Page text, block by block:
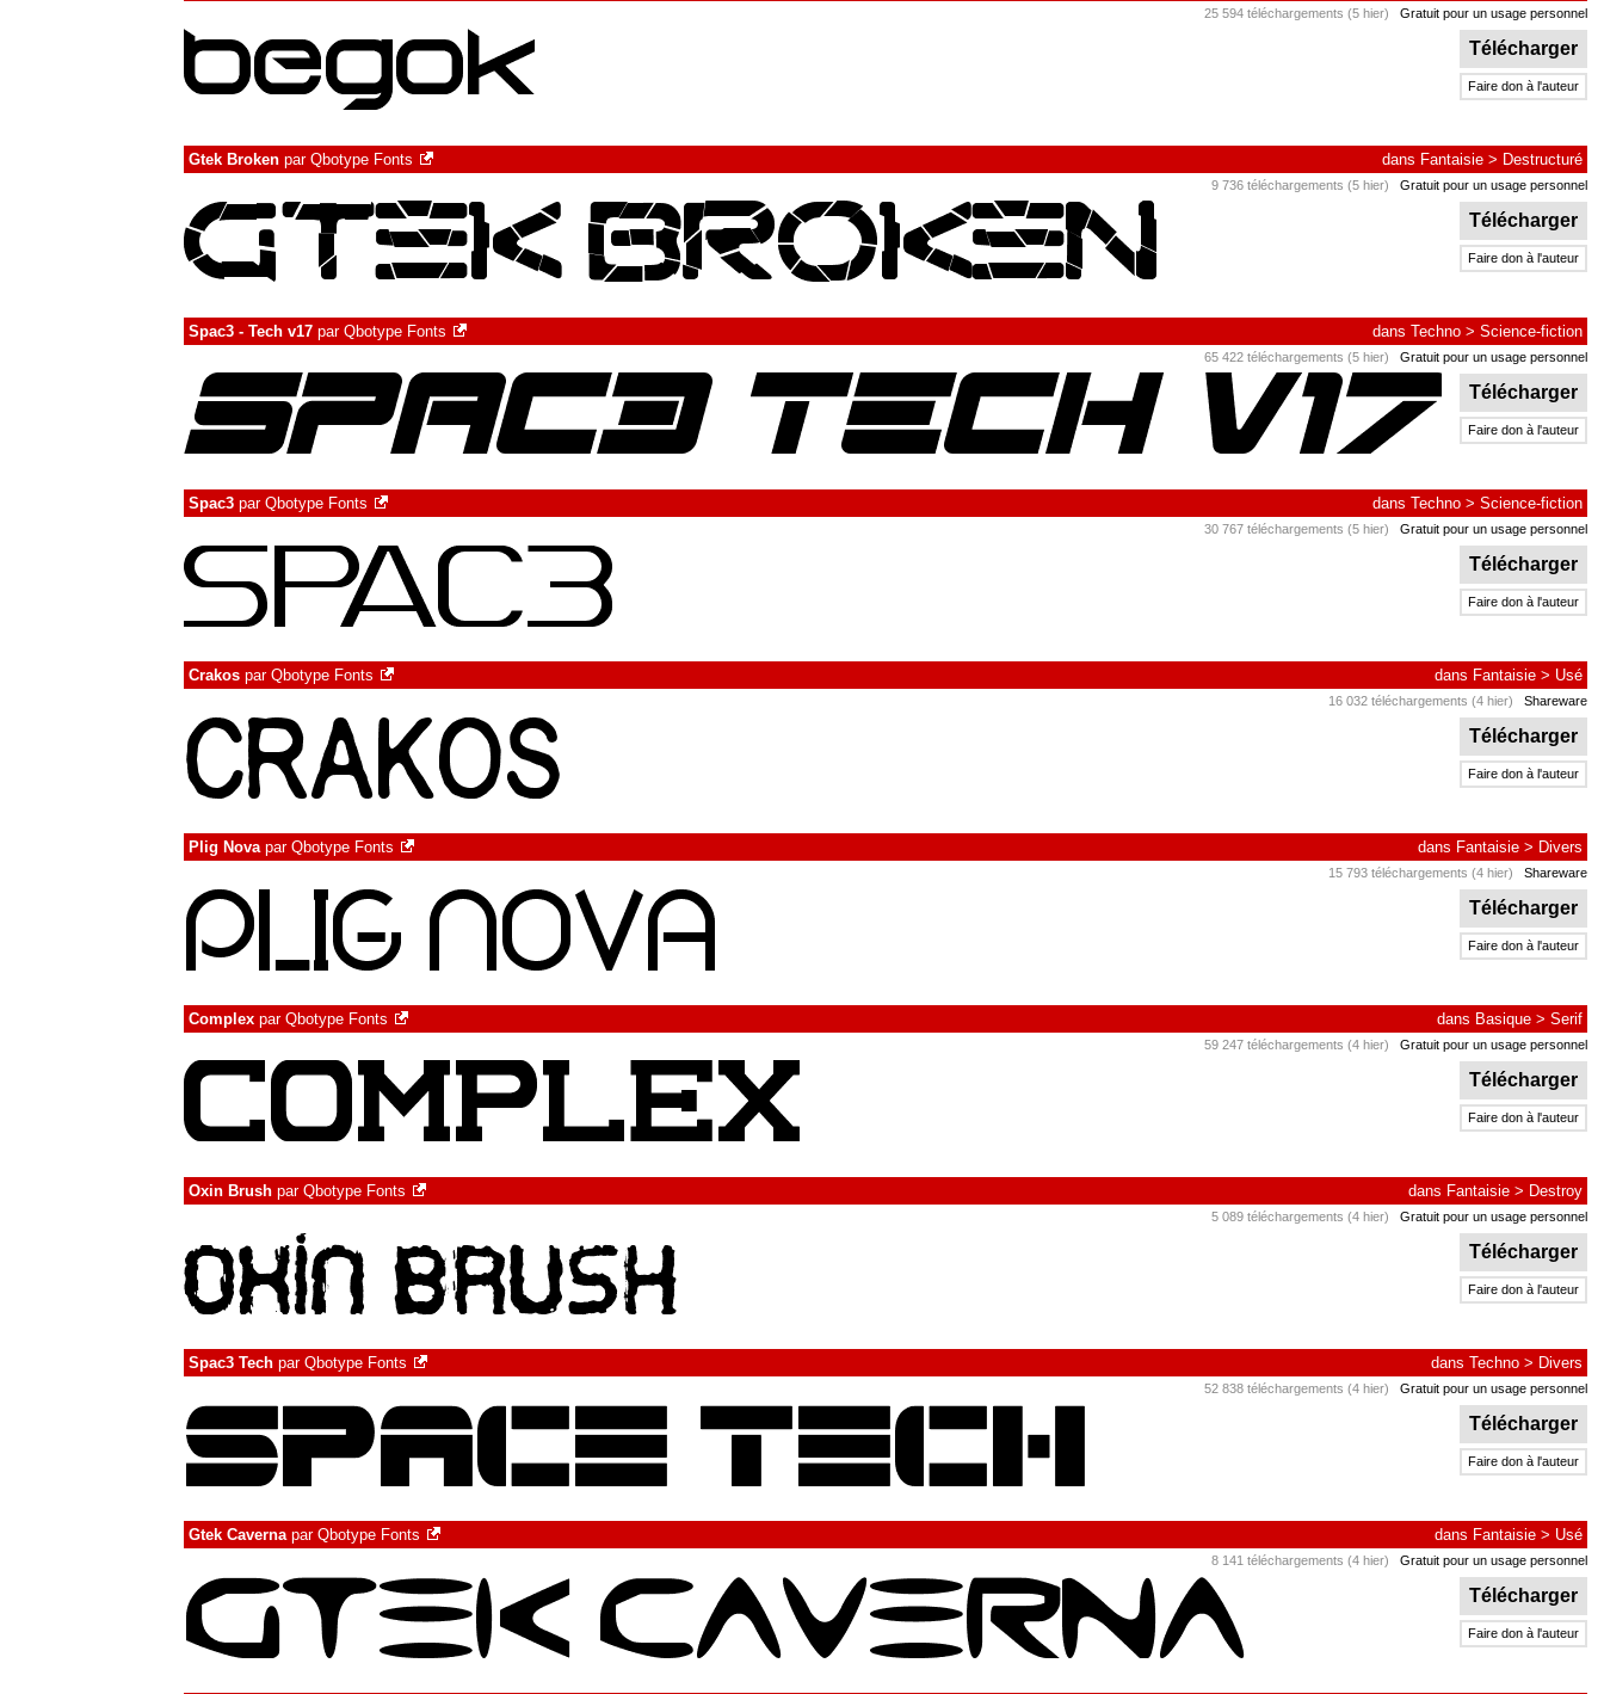
25 594 téléchargements (5 hier) Gratuit pour un usage personnel
Télécharger
Faire don à l'auteur
Gtek Broken par Qbotype Fonts dans Fantaisie > Destructuré
9 736 téléchargements (5 hier) Gratuit pour un usage personnel
Télécharger
Faire don à l'auteur
Spac3 - Tech v17 par Qbotype Fonts dans Techno > Science-fiction
65 422 téléchargements (5 hier) Gratuit pour un usage personnel
Télécharger
Faire don à l'auteur
Spac3 par Qbotype Fonts dans Techno > Science-fiction
30 767 téléchargements (5 hier) Gratuit pour un usage personnel
Télécharger
Faire don à l'auteur
Crakos par Qbotype Fonts dans Fantaisie > Usé
16 032 téléchargements (4 hier) Shareware
Télécharger
Faire don à l'auteur
Plig Novapar Qbotype Fonts dans Fantaisie > Divers
15 793 téléchargements (4 hier) Shareware
Télécharger
Faire don à l'auteur
Complex par Qbotype Fonts dans Basique > Serif
59 247 téléchargements (4 hier) Gratuit pour un usage personnel
Télécharger
Faire don à l'auteur
Oxin Brush par Qbotype Fonts dans Fantaisie > Destroy
5 089 téléchargements (4 hier) Gratuit pour un usage personnel
Télécharger
Faire don à l'auteur
Spac3 Tech par Qbotype Fonts dans Techno > Divers
52 838 téléchargements (4 hier) Gratuit pour un usage personnel
Télécharger
Faire don à l'auteur
Gtek Cavernapar Qbotype Fonts dans Fantaisie > Usé
8 141 téléchargements (4 hier) Gratuit pour un usage personnel
Télécharger
Faire don à l'auteur